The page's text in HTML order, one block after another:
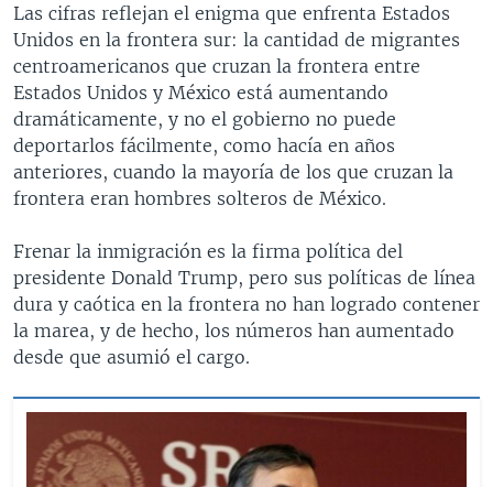
Las cifras reflejan el enigma que enfrenta Estados
Unidos en la frontera sur: la cantidad de migrantes
centroamericanos que cruzan la frontera entre
Estados Unidos y México está aumentando
dramáticamente, y no el gobierno no puede
deportarlos fácilmente, como hacía en años
anteriores, cuando la mayoría de los que cruzan la
frontera eran hombres solteros de México.
Frenar la inmigración es la firma política del
presidente Donald Trump, pero sus políticas de línea
dura y caótica en la frontera no han logrado contener
la marea, y de hecho, los números han aumentado
desde que asumió el cargo.